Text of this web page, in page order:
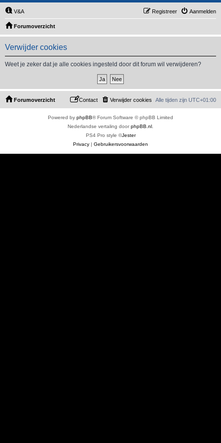
V&A Aanmelden
Registreer
Forumoverzicht
Verwijder cookies
Weet je zeker dat je alle cookies ingesteld door dit forum wil verwijderen?
Forumoverzicht Alle tijden zijn UTC+01:00
Verwijder cookies
Contact
Powered by phpBB® Forum Software © phpBB Limited
Nederlandse vertaling doorphpBB.nl
PS4 Pro style ©Jester
Privacy | Gebruikersvoorwaarden